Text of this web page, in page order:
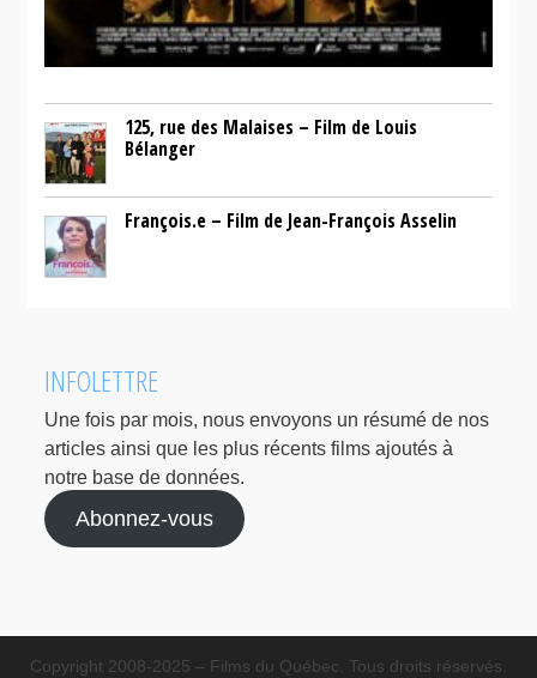
125, rue des Malaises – Film de Louis
Bélanger
François.e – Film de Jean-François Asselin
INFOLETTRE
Une fois par mois, nous envoyons un résumé de nos
articles ainsi que les plus récents films ajoutés à
notre base de données.
Abonnez-vous
Copyright 2008-2025 – Films du Québec. Tous droits réservés.